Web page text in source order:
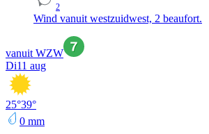
2
Wind vanuit westzuidwest, 2 beaufort.
vanuit WZW
Di11 aug
25°39°
0 mm